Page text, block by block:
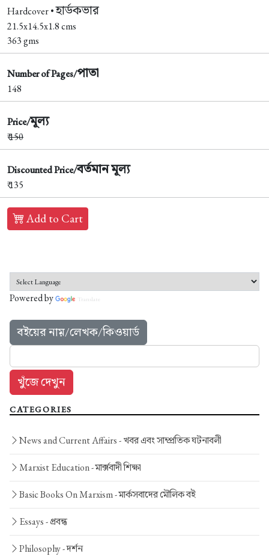
Hardcover •হার্ডকভার
21.5x14.5x1.8 cms
363 gms
Number of Pages/পাতা
148
Price/মূল্য
₹150
Discounted Price/বর্তমান মূল্য
₹ 135
Add to Cart
Powered by Translate
বইয়ের নাম়/লেখক/কিওয়ার্ড
CATEGORIES
News and Current Affairs -খবর এবং সাম্প্রতিক ঘটনাবলী
Marxist Education -মার্ক্সবাদী শিক্ষা
Basic Books On Marxism -মার্কসবাদের মৌলিক বই
Essays -প্রবন্ধ
Philosophy -দর্শন